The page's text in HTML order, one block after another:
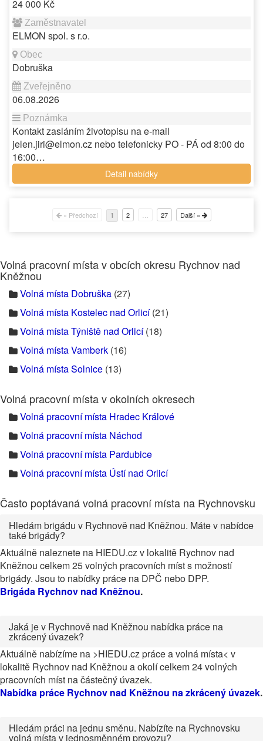
24 000 Kč
ELMON spol. s r.o.
Dobruška
06.08.2026
Kontakt zasláním životopisu na e-mail
jelen.jiri@elmon.cz nebo telefonicky PO - PÁ od 8:00 do
16:00…
Detail nabídky
« Předchozí 1 2 27 Další »
Volná pracovní místa v obcích okresu Rychnov nad
Kněžnou
Volná místa Dobruška (27)
Volná místa Kostelec nad Orlicí(21)
Volná místa Týniště nad Orlicí(18)
Volná místa Vamberk (16)
Volná místa Solnice (13)
Volná pracovní místa v okolních okresech
Volná pracovní místa Hradec Králové
Volná pracovní místa Náchod
Volná pracovní místa Pardubice
Volná pracovní místa Ústí nad Orlicí
Často poptávaná volná pracovní místa na Rychnovsku
Hledám brigádu v Rychnově nad Kněžnou. Máte v nabídce
také brigády?
Aktuálně naleznete na HIEDU.cz v lokalitě Rychnov nad
Kněžnou celkem 25 volných pracovních míst s možností
brigády. Jsou to nabídky práce na DPČ nebo DPP.
Brigáda Rychnov nad Kněžnou.
Jaká je v Rychnově nad Kněžnou nabídka práce na
zkrácený úvazek?
Aktuálně nabízíme na >HIEDU.cz práce a volná místa< v
lokalitě Rychnov nad Kněžnou a okolí celkem 24 volných
pracovních míst na částečný úvazek.
Nabídka práce Rychnov nad Kněžnou na zkrácený úvazek.
Hledám práci na jednu směnu. Nabízíte na Rychnovsku
volná místa v jednosměnném provozu?